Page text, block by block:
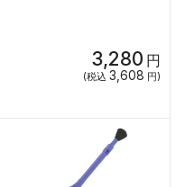
3,280 円
(税込 3,608 円)